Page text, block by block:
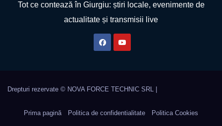
Tot ce contează în Giurgiu: știri locale, evenimente de
actualitate și transmisii live
Prima pagină Politica de confidentialitate Politica Cookies